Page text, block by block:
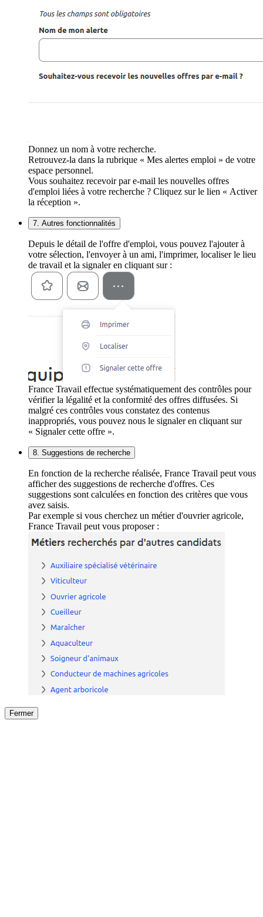
Donnez un nom à votre recherche.
Retrouvez-la dans la rubrique « Mes alertes emploi » de votre
espace personnel.
Vous souhaitez recevoir par e-mail les nouvelles offres
d'emploi liées à votre recherche ? Cliquez sur le lien « Activer
la réception ».
7. Autres fonctionnalités
Depuis le détail de l'offre d'emploi, vous pouvez l'ajouter à
votre sélection, l'envoyer à un ami, l'imprimer, localiser le lieu
de travail et la signaler en cliquant sur :
France Travail effectue systématiquement des contrôles pour
vérifier la légalité et la conformité des offres diffusées. Si
malgré ces contrôles vous constatez des contenus
inappropriés, vous pouvez nous le signaler en cliquant sur
« Signaler cette offre ».
8. Suggestions de recherche
En fonction de la recherche réalisée, France Travail peut vous
afficher des suggestions de recherche d'offres. Ces
suggestions sont calculées en fonction des critères que vous
avez saisis.
Par exemple si vous cherchez un métier d'ouvrier agricole,
France Travail peut vous proposer :
Fermer